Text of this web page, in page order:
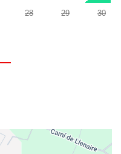
28 29 30